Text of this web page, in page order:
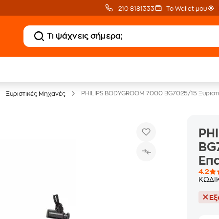
210 8181333 Το Wallet μου
Ξυριστικές Μηχανές PHILIPS BODYGROOM 7000 BG7025/15
4.2